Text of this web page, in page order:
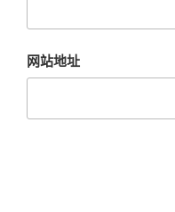
网站地址